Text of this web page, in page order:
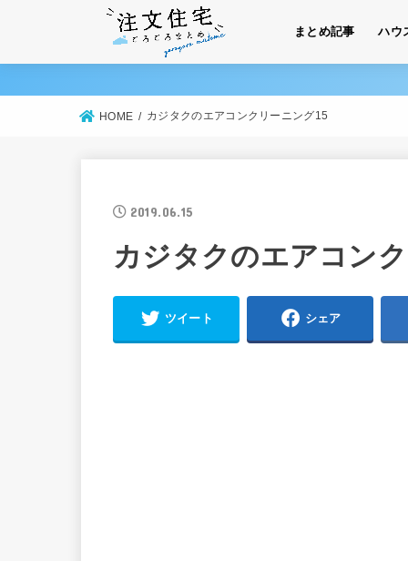
まとめ記事 ハウ
HOME カジタクのエアコンクリーニング15
2019.06.15
カジタクのエアコン
ツイート シェア